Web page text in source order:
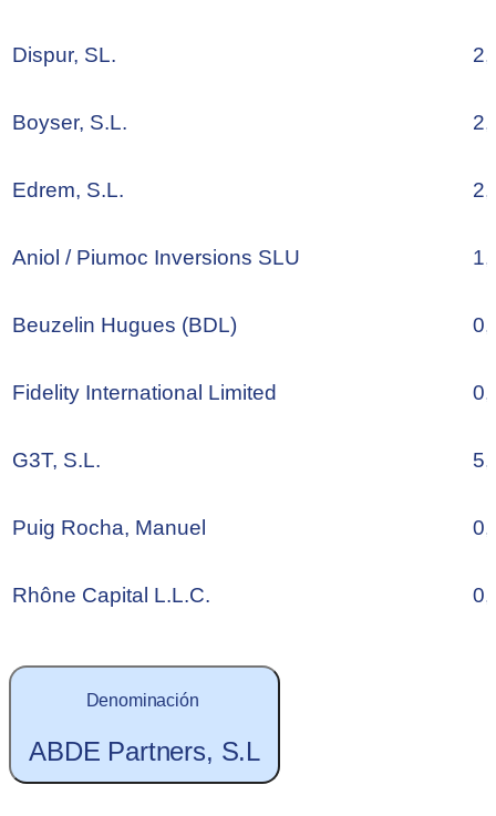
Dispur, SL.
Boyser, S.L.
Edrem, S.L.
Aniol / Piumoc Inversions SLU
Beuzelin Hugues (BDL)
Fidelity International Limited
G3T, S.L.
Puig Rocha, Manuel
Rhône Capital L.L.C.
Denominación
ABDE Partners, S.L